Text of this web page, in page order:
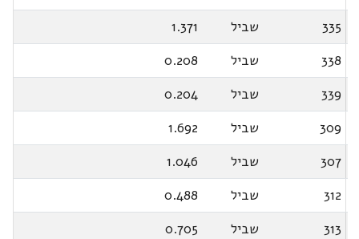
335
שביל
1.371
338
שביל
0.208
339
שביל
0.204
309
שביל
1.692
307
שביל
1.046
312
שביל
0.488
313
שביל
0.705